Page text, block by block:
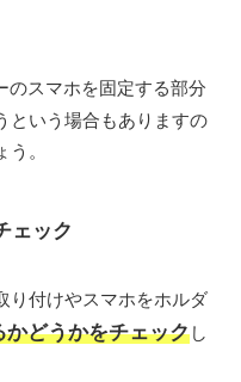
のスマホを固定する部分
という場合もありますの
。
ェック
り付けやスマホをホルダ
かどうかをチェックし